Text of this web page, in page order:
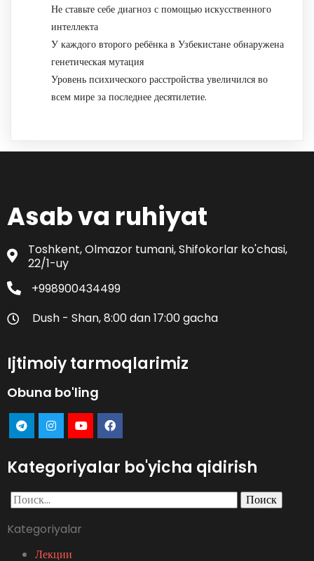
Не ставьте себе диагноз с помощью искусственного
интеллекта
У каждого второго ребёнка в Узбекистане обнаружена
генетическая мутация
Уровень психического расстройства увеличился во
всем мире за последнее десятилетие.
Asab va ruhiyat
Toshkent, Olmazor tumani, Shifokorlar ko'chasi,
22/1-uy
+998900434499
Dush - Shan, 8:00 dan 17:00 gacha
Ijtimoiy tarmoqlarimiz
Obuna bo'ling
Kategoriyalar bo'yicha qidirish
Найти:
Kategoriyalar
Лекции